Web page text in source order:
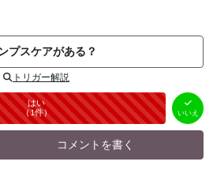
プスケアがある？
トリガー解説
はい
（1件） 未投票
いいえ
（ 0件）
いいえ
コメントを書く